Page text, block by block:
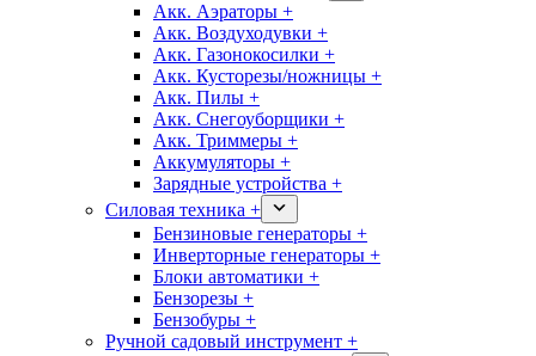
Акк. Аэраторы +
Акк. Воздуходувки +
Акк. Газонокосилки +
Акк. Кусторезы/ножницы +
Акк. Пилы +
Акк. Снегоуборщики +
Акк. Триммеры +
Аккумуляторы +
Зарядные устройства +
Силовая техника +
Бензиновые генераторы +
Инверторные генераторы +
Блоки автоматики +
Бензорезы +
Бензобуры +
Ручной садовый инструмент +